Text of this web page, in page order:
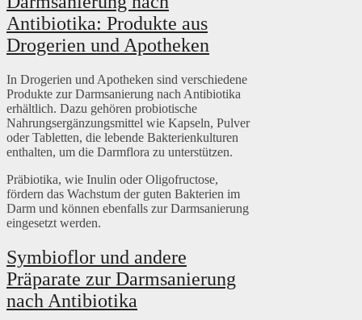
Antibiotika: Produkte aus
Drogerien und Apotheken
In Drogerien und Apotheken sind verschiedene
Produkte zur Darmsanierung nach Antibiotika
erhältlich. Dazu gehören probiotische
Nahrungsergänzungsmittel wie Kapseln, Pulver
oder Tabletten, die lebende Bakterienkulturen
enthalten, um die Darmflora zu unterstützen.
Präbiotika, wie Inulin oder Oligofructose,
fördern das Wachstum der guten Bakterien im
Darm und können ebenfalls zur Darmsanierung
eingesetzt werden.
Symbioflor und andere
Präparate zur Darmsanierung
nach Antibiotika